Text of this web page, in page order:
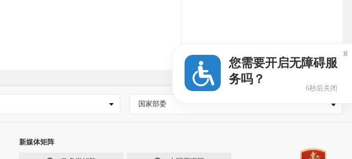
国家部委
新媒体矩阵
您需要开启无障碍服
务吗？
5秒后关闭
